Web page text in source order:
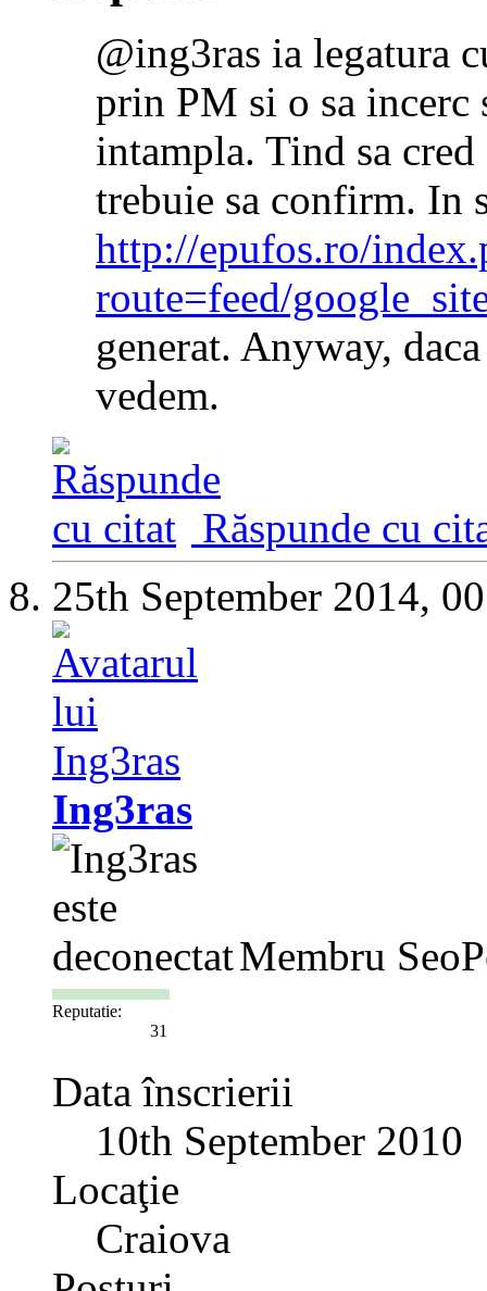
@ing3ras ia legatura
prin PM si o sa incerc
intampla. Tind sa cred
trebuie sa confirm. In
http://epufos.ro/
route=feed/
generat. Anyway,
vedem.
Răspunde cu
25th September 2014,
Ing3ras
Membru
Reputatie:
31
Data înscrierii
10th September 2010
Locaţie
Craiova